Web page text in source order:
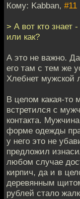
Кому: Kabban, #11
> А вот кто знает
или как?
А это не важно.
его там с тем же
Хлебнет мужской
В целом какая-то
встретился с
контакта.
форме одежды
у него это не
предложил
любом случае
кирпич, да и в
деревянным
рублей стало